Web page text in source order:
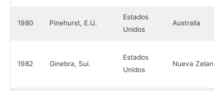
1980 Pinehurst, E.U.
Estados
Unidos
Australia
1982 Ginebra, Sui.
Estados
Unidos
Nueva Zelanda